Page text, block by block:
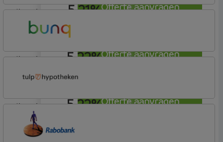
Offerte aanvragen
5,21%
Offerte aanvragen
lineair
5,22%
Offerte aanvragen
Woning
lineair
5,22%
Easy Mortgage
lineair
Tulp Hypotheken
Tulp Riant Hypotheek